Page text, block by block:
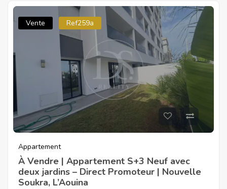
Vente Ref259a
Appartement
À Vendre | Appartement S+3 Neuf avec
deux jardins – Direct Promoteur | Nouvelle
Soukra, L’Aouina